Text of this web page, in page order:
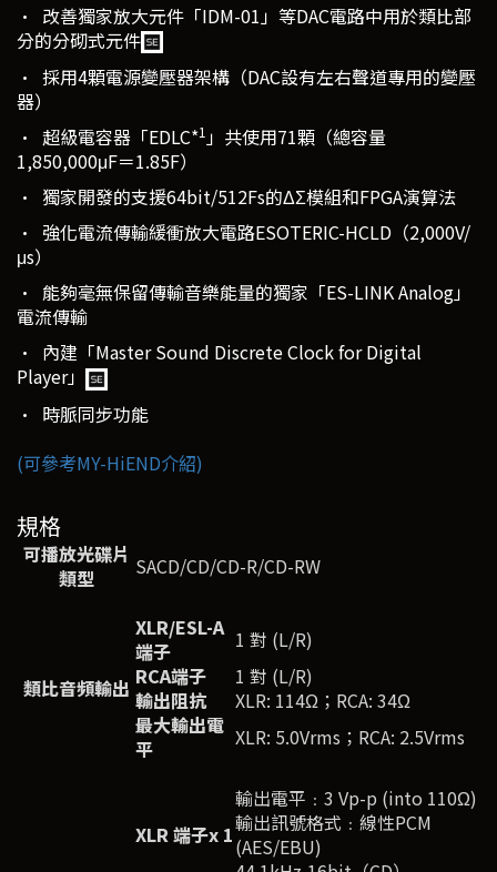
• 改善獨家放大元件「IDM-01」等DAC電路中用於類比部
分的分砌式元件
• 採用4顆電源變壓器架構（DAC設有左右聲道專用的變壓
器）
• 超級電容器「EDLC*1 」共使用71顆（總容量
1,850,000μF＝1.85F）
• 獨家開發的支援64bit/512Fs的ΔΣ模組和FPGA演算法
• 強化電流傳輸緩衝放大電路ESOTERIC-HCLD（2,000V/
μs）
• 能夠毫無保留傳輸音樂能量的獨家「ES-LINK Analog」
電流傳輸
• 內建「Master Sound Discrete Clock for Digital
Player」
• 時脈同步功能
(可參考MY-HiEND介紹)
規格
可播放光碟片
類型
SACD/CD/CD-R/CD-RW
類比音頻輸出
XLR/ESL-A
端子
1 對 (L/R)
RCA端子
1 對 (L/R)
輸出阻抗
XLR: 114Ω；RCA: 34Ω
最大輸出電
平
XLR: 5.0Vrms；RCA: 2.5Vrms
XLR端子x 1
輸出電平﹕3 Vp-p (into 110Ω)
輸出訊號格式﹕線性PCM
(AES/EBU)